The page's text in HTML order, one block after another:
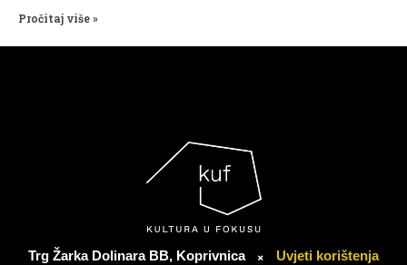
Pročitaj više »
Trg Žarka Dolinara BB, Koprivnica Uvjeti korištenja